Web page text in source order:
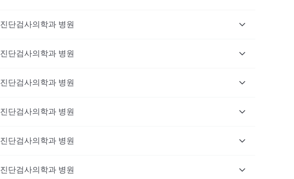
진단검사의학과 병원
진단검사의학과 병원
진단검사의학과 병원
진단검사의학과 병원
진단검사의학과 병원
진단검사의학과 병원